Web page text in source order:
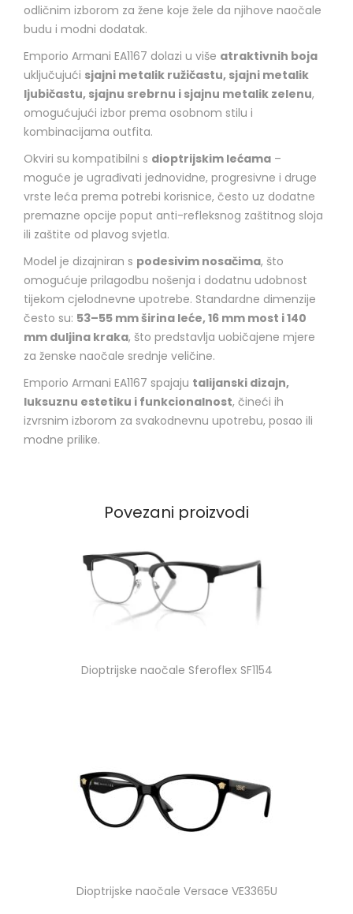
odličnim izborom za žene koje žele da njihove naočale
budu i modni dodatak.
Emporio Armani EA1167 dolazi u više atraktivnih boja
uključujući sjajni metalik ružičastu, sjajni metalik
ljubičastu, sjajnu srebrnu i sjajnu metalik zelenu,
omogućujući izbor prema osobnom stilu i
kombinacijama outfita.
Okviri su kompatibilni s dioptrijskim lećama –
moguće je ugrađivati jednovidne, progresivne i druge
vrste leća prema potrebi korisnice, često uz dodatne
premazne opcije poput anti-refleksnog zaštitnog sloja
ili zaštite od plavog svjetla.
Model je dizajniran s podesivim nosačima, što
omogućuje prilagodbu nošenja i dodatnu udobnost
tijekom cjelodnevne upotrebe. Standardne dimenzije
često su: 53–55 mm širina leće, 16 mm most i 140
mm duljina kraka, što predstavlja uobičajene mjere
za ženske naočale srednje veličine.
Emporio Armani EA1167 spajaju talijanski dizajn,
luksuznu estetiku i funkcionalnost, čineći ih
izvrsnim izborom za svakodnevnu upotrebu, posao ili
modne prilike.
Povezani proizvodi
Dioptrijske naočale Sferoflex SF1154
Dioptrijske naočale Versace VE3365U